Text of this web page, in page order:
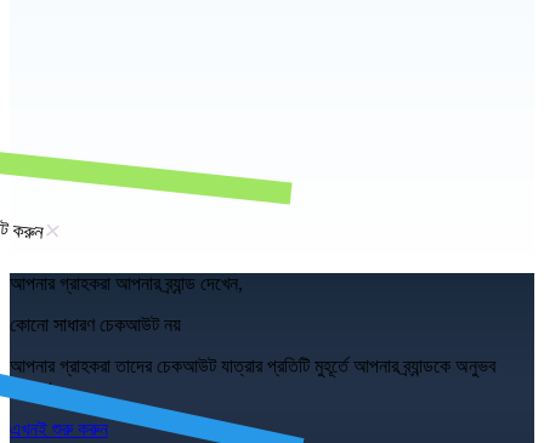
করুন
আপনার গ্রাহকরা আপনার ব্র্যান্ড দেখেন,
কোনো সাধারণ চেকআউট নয়
আপনার গ্রাহকরা তাদের চেকআউট যাত্রার প্রতিটি মুহূর্তে আপনার ব্র্যান্ডকে অনুভব
করেন।
এখনই শুরু করুন